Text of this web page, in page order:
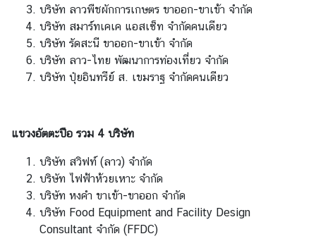
บริษัท ลาวพืชผักการเกษตร ขาออก-ขาเข้า จำกัด
บริษัท สมาร์ทเคเค แอสเซ็ท จำกัดคนเดียว
บริษัท รัดสะนี ขาออก-ขาเข้า จำกัด
บริษัท ลาว-ไทย พัฒนาการท่องเที่ยว จำกัด
บริษัท ปุ๋ยอินทรีย์ ส. เขมราฐ จำกัดคนเดียว
แขวงอัตตะปือ รวม 4 บริษัท
บริษัท สวิฟท์ (ลาว) จำกัด
บริษัท ไฟฟ้าห้วยเหาะ จำกัด
บริษัท หงคำ ขาเข้า-ขาออก จำกัด
บริษัท Food Equipment and Facility Design
Consultant จำกัด (FFDC)